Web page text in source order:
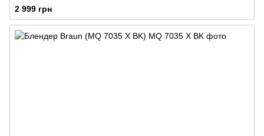
2 999 грн